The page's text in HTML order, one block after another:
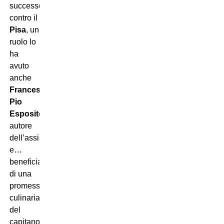
successo
contro il
Pisa, un
ruolo lo
ha
avuto
anche
Francesco
Pio
Esposito
autore
dell’assist
e…
beneficiario
di una
promessa
culinaria
del
capitano: